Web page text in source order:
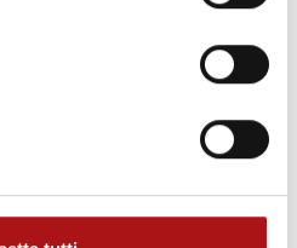
esistente o nuovo,
realizzato da Futura,
sia per coloro